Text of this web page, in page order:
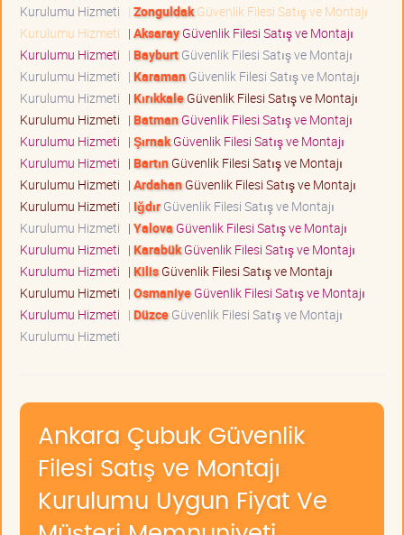
Kurulumu Hizmeti | ZonguldakGüvenlik Filesi Satış ve Montajı
Kurulumu Hizmeti | AksarayGüvenlik Filesi Satış ve Montajı
Kurulumu Hizmeti | BayburtGüvenlik Filesi Satış ve Montajı
Kurulumu Hizmeti | KaramanGüvenlik Filesi Satış ve Montajı
Kurulumu Hizmeti | KırıkkaleGüvenlik Filesi Satış ve Montajı
Kurulumu Hizmeti | BatmanGüvenlik Filesi Satış ve Montajı
Kurulumu Hizmeti | ŞırnakGüvenlik Filesi Satış ve Montajı
Kurulumu Hizmeti | BartınGüvenlik Filesi Satış ve Montajı
Kurulumu Hizmeti | ArdahanGüvenlik Filesi Satış ve Montajı
Kurulumu Hizmeti | IğdırGüvenlik Filesi Satış ve Montajı
Kurulumu Hizmeti | Yalova Güvenlik Filesi Satış ve Montajı
Kurulumu Hizmeti | KarabükGüvenlik Filesi Satış ve Montajı
Kurulumu Hizmeti | KilisGüvenlik Filesi Satış ve Montajı
Kurulumu Hizmeti | OsmaniyeGüvenlik Filesi Satış ve Montajı
Kurulumu Hizmeti | DüzceGüvenlik Filesi Satış ve Montajı
Kurulumu Hizmeti
Ankara Çubuk Güvenlik
Filesi Satış ve Montajı
Kurulumu Uygun Fiyat Ve